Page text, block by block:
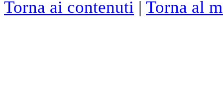
Torna ai contenuti | Torna al